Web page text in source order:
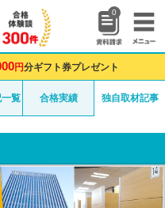
0
円分ギフト券プレゼント
覧 合格実績 独自取材記事